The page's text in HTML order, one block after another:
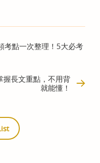
考點一次整理！5大必考
握長文重點，不用背
就能懂！